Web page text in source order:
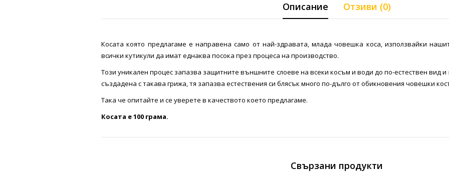
Описание Отзиви (0)
Косата която предлагаме е направена само от най-здравата, млада човешка коса, използвайки
всички кутикули да имат еднаква посока през процеса на производство.
Този уникален процес запазва защитните външните слоеве на всеки косъм и води до по-естествен вид
създадена с такава грижа, тя запазва естествения си блясък много по-дълго от обикновения човешки
Така че опитайте и се уверете в качеството което предлагаме.
Косата e 100 грама.
Свързани продукти